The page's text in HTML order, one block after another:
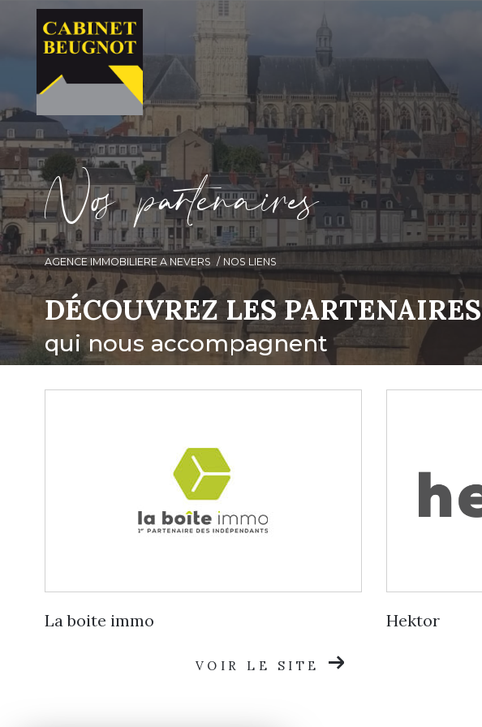
No patenaie
AGENCE IMMOBILIERE A NEVERS NOS LIENS
DÉCOUVREZ LES PARTENAIRES
qui nous accompagnent
La boite immo
VOIR LE SITE
Hektor